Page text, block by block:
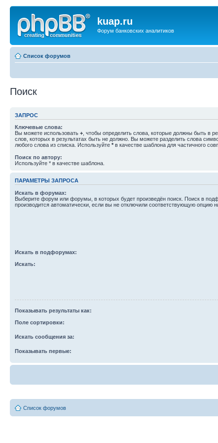
kuap.ru
Форум банковских аналитиков
Список форумов
Поиск
ЗАПРОС
Ключевые слова:
Вы можете использовать + , чтобы определить слова, которые должны быть в
слов, которых в результатах быть не должно. Вы можете разделить слова
любого слова из списка. Используйте * в качестве шаблона для частичного
Поиск по автору:
Используйте * в качестве шаблона.
ПАРАМЕТРЫ ЗАПРОСА
Искать в форумах:
Выберите форум или форумы, в которых будет произведён поиск. Поиск в
производится автоматически, если вы не отключили соответствующую опцию
Искать в подфорумах:
Искать:
Показывать результаты как:
Поле сортировки:
Искать сообщения за:
Показывать первые:
Список форумов